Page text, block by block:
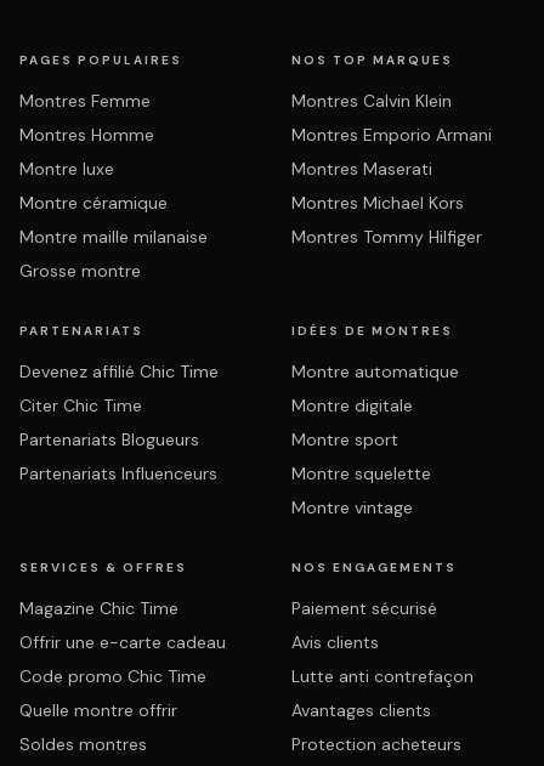
PAGES POPULAIRES
Montres Femme
Montres Homme
Montre luxe
Montre céramique
Montre maille milanaise
Grosse montre
NOS TOP MARQUES
Montres Calvin Klein
Montres Emporio Armani
Montres Maserati
Montres Michael Kors
Montres Tommy Hilfiger
PARTENARIATS
Devenez affilié Chic Time
Citer Chic Time
Partenariats Blogueurs
Partenariats Influenceurs
IDÉES DE MONTRES
Montre automatique
Montre digitale
Montre sport
Montre squelette
Montre vintage
SERVICES & OFFRES
Magazine Chic Time
Offrir une e-carte cadeau
Code promo Chic Time
Quelle montre offrir
Soldes montres
NOS ENGAGEMENTS
Paiement sécurisé
Avis clients
Lutte anti contrefaçon
Avantages clients
Protection acheteurs